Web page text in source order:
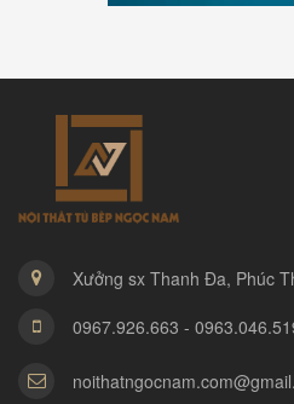
Xưởng sx Thanh Đa, Phúc
0967.926.663 -